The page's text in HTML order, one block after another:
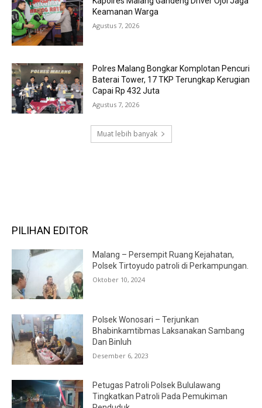
Keamanan Warga
Agustus 7, 2026
Polres Malang Bongkar Komplotan Pencuri
Baterai Tower, 17 TKP Terungkap Kerugian
Capai Rp 432 Juta
Agustus 7, 2026
Muat lebih banyak
PILIHAN EDITOR
Malang – Persempit Ruang Kejahatan,
Polsek Tirtoyudo patroli di Perkampungan.
Oktober 10, 2024
Polsek Wonosari – Terjunkan
Bhabinkamtibmas Laksanakan Sambang
Dan Binluh
Desember 6, 2023
Petugas Patroli Polsek Bululawang
Tingkatkan Patroli Pada Pemukiman